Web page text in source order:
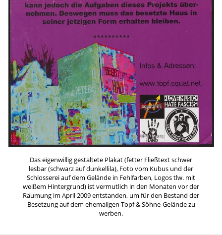
Das eigenwillig gestaltete Plakat (fetter Fließtext schwer
lesbar (schwarz auf dunkellila), Foto vom Kubus und der
Schlosserei auf dem Gelände in Fehlfarben, Logos tlw. mit
weißem Hintergrund) ist vermutlich in den Monaten vor der
Räumung im April 2009 entstanden, um für den Bestand der
Besetzung auf dem ehemaligen Topf & Söhne-Gelände zu
werben.